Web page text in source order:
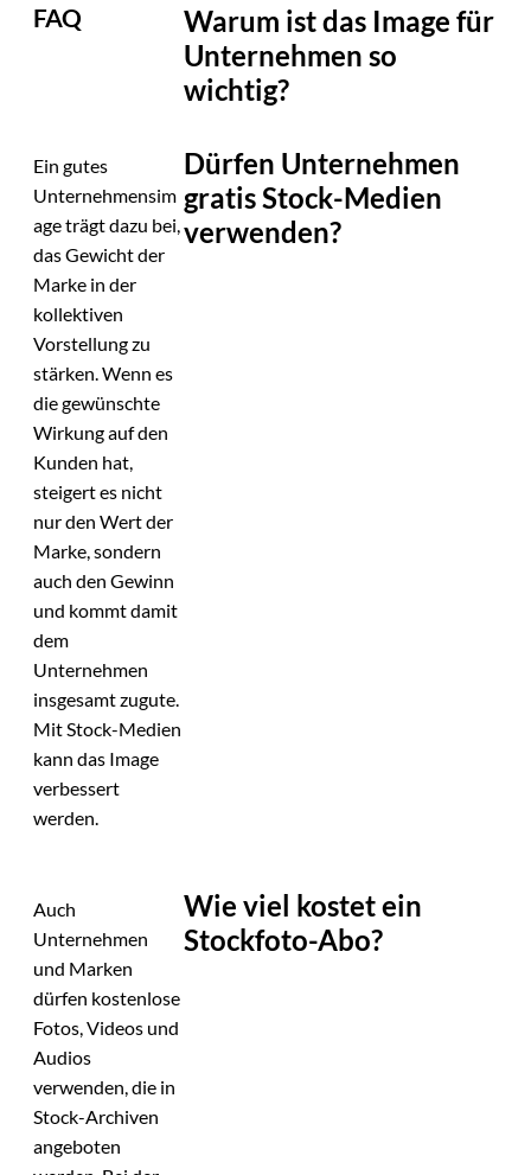
FAQ
Warum ist das Image für
Unternehmen so
wichtig?
Ein gutes
Unternehmensim
age trägt dazu bei,
das Gewicht der
Marke in der
kollektiven
Vorstellung zu
stärken. Wenn es
die gewünschte
Wirkung auf den
Kunden hat,
steigert es nicht
nur den Wert der
Marke, sondern
auch den Gewinn
und kommt damit
dem
Unternehmen
insgesamt zugute.
Mit Stock-Medien
kann das Image
verbessert
werden.
Dürfen Unternehmen
gratis Stock-Medien
verwenden?
Auch
Unternehmen
und Marken
dürfen kostenlose
Fotos, Videos und
Audios
verwenden, die in
Stock-Archiven
angeboten
Wie viel kostet ein
Stockfoto-Abo?